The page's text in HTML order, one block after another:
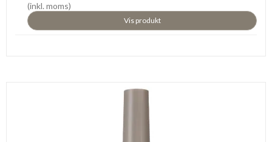
(inkl. moms)
Vis produkt